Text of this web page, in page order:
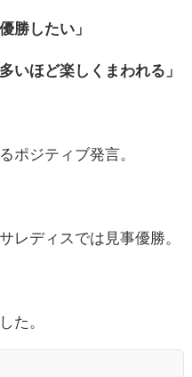
勝したい」
いほど楽しくまわれる」
ポジティブ発言。
レディスでは見事優勝。
た。